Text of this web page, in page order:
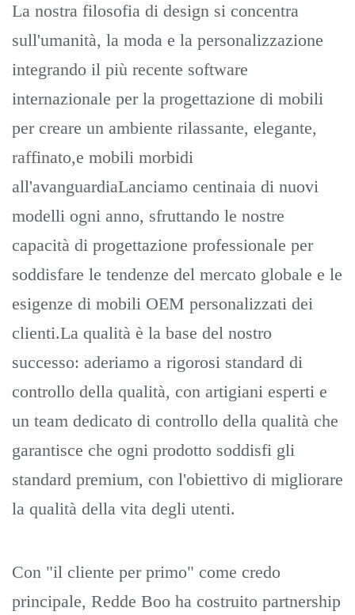
La nostra filosofia di design si concentra
sull'umanità, la moda e la personalizzazione
integrando il più recente software
internazionale per la progettazione di mobili
per creare un ambiente rilassante, elegante,
raffinato,e mobili morbidi
all'avanguardiaLanciamo centinaia di nuovi
modelli ogni anno, sfruttando le nostre
capacità di progettazione professionale per
soddisfare le tendenze del mercato globale e le
esigenze di mobili OEM personalizzati dei
clienti.La qualità è la base del nostro
successo: aderiamo a rigorosi standard di
controllo della qualità, con artigiani esperti e
un team dedicato di controllo della qualità che
garantisce che ogni prodotto soddisfi gli
standard premium, con l'obiettivo di migliorare
la qualità della vita degli utenti.
Con "il cliente per primo" come credo
principale, Redde Boo ha costruito partnership